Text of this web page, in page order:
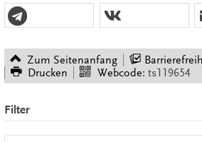
Zum Seitenanfang
Drucken
Webcode: ts119654
Filter